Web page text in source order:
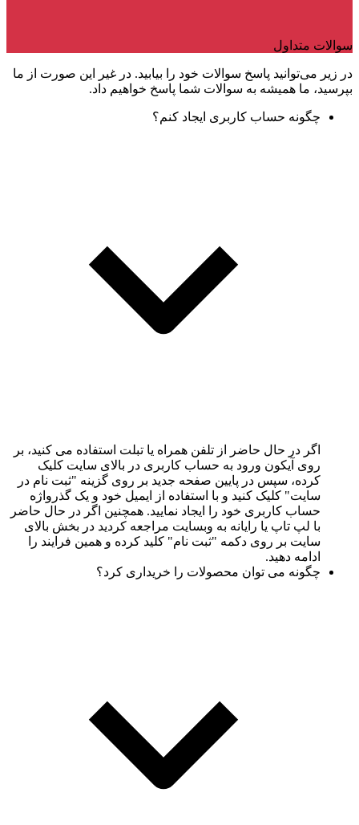
سوالات متداول
در زیر می‌توانید پاسخ سوالات خود را بیابید. در غیر این صورت از ما
بپرسید، ما همیشه به سوالات شما پاسخ خواهیم داد.
چگونه حساب کاربری ایجاد کنم؟
اگر در حال حاضر از تلفن همراه یا تبلت استفاده می کنید، بر
روی آیکون ورود به حساب کاربری در بالای سایت کلیک
کرده، سپس در پایین صفحه جدید بر روی گزینه "ثبت نام در
سایت" کلیک کنید و با استفاده از ایمیل خود و یک گذرواژه
حساب کاربری خود را ایجاد نمایید. همچنین اگر در حال حاضر
با لپ تاپ یا رایانه به وبسایت مراجعه کردید در بخش بالای
سایت بر روی دکمه "ثبت نام" کلید کرده و همین فرایند را
ادامه دهید.
چگونه می توان محصولات را خریداری کرد؟